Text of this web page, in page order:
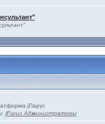
jПарус
jParus Администраторы